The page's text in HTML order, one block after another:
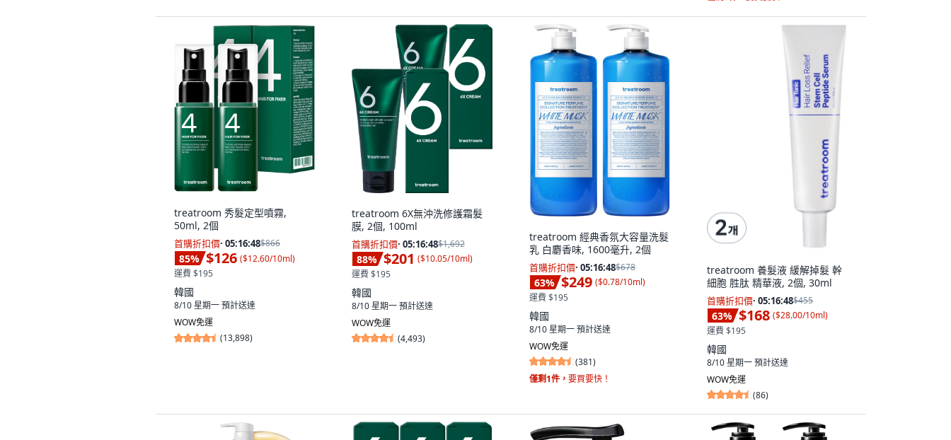
treatroom 秀髮定型噴霧,
50ml, 2個
首購折扣價· 05:16:47$866
85% $126 ($12.60/10ml)
運費 $195
韓國
8/10 星期一預計送達
WOW免運
(13,898)
treatroom 6X無沖洗修護霜髮
膜, 2個, 100ml
首購折扣價· 05:16:47$1,692
88% $201 ($10.05/10ml)
運費 $195
韓國
8/10 星期一預計送達
WOW免運
(4,493)
treatroom 經典香氛大容量洗髮
乳 白麝香味, 1600毫升, 2個
首購折扣價· 05:16:47$678
63% $249 ($0.78/10ml)
運費 $195
韓國
8/10 星期一預計送達
WOW免運
(381)
僅剩1件， 要買要快！
treatroom 養髮液 緩解掉髮 幹
細胞 胜肽 精華液, 2個, 30ml
首購折扣價· 05:16:47$455
63% $168 ($28.00/10ml)
運費 $195
韓國
8/10 星期一預計送達
WOW免運
(86)